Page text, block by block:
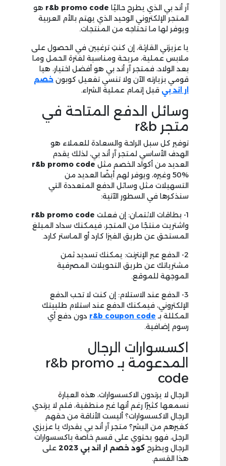
آر أند بي الذي يطرح حاليًا r&b promo code هو
المتجر الإلكتروني الوحيد الذي يهتم بالأم العربية
ويوفر لها ما تحتاجه من المنتجات.
يا عزيزتي القارئة، إن كنتِ ترغبين في الحصول على
ملابس عملية، مريحة ومناسبة لفترة الحمل وما
بعد الولاد، فمتجر آر أند بي هو أفضل اختيار، هيا
قومي بزيارته الآن ولا تنسي تفعيل كوبون خصم
ار اند بي قبل إتمام عملية الشراء.
وسائل الدفع المتاحة في
متجر r&b
توفير كل سبل الراحة والسعادة للعملاء هو
الهدف الأساسي لمتجر آر أند بي، لذلك يقدم
العديد من أكواد الخصم مثل r&b promo code
50% وغيره، ويوفر لهم أيضًا العديد من
التسهيلات مثل وسائل الدفع المتعددة التي
سنذكرها في السطور الآتية:
1- بطاقات الائتمان: إن فعلت
r&b promo code
واشتريت منتجًا من المتجر، فيمكنك سداد المبلغ
المستحق عن طريق الفيزا كارد أو الماستر كارد.
2- الدفع عبر الإنترنت: يمكنك تسديد ثمن
مشترياتك عن طريق التحويلات المصرفية
الموجهة للموقع.
3- الدفع عند الاستلام: إن كنت لا تحب الدفع
الإلكتروني، فيمكنك الدفع عند استلام طلبيتك
المكللة بـ r&b coupon code دون دفع أي
رسوم إضافية.
اكسسوارات الرجال
المدعومة بـ r&b promo
code
الرجال لا يرتدون الاكسسوارات، هذه العبارة
نسمعها كثيرًا رغم أنها غير منطقية، فلم لا يرتدي
الرجال الاكسسوارات؟ أليست الأناقة من حقهم
كغيرهم من البشر؟ متجر آر أند بي يقدرك يا عزيزي
الرجل، فهو يحتوي على قسم خاصة باكسسوارات
الرجال ويطرح كود خصم ار اند بي 2023
على
هذا القسم.